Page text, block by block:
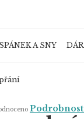
SPÁNEK A SNY